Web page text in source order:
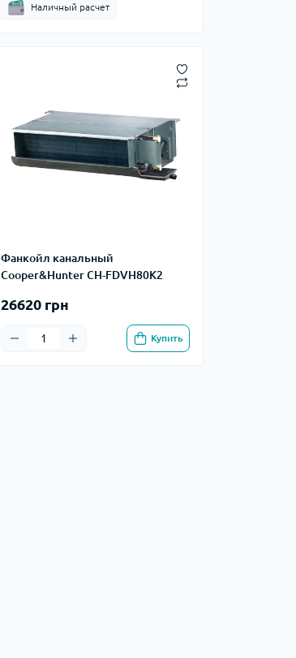
Наличный расчет
Фанкойл канальный
Cooper&Hunter CH-FDVH80K2
26620 грн
Купить